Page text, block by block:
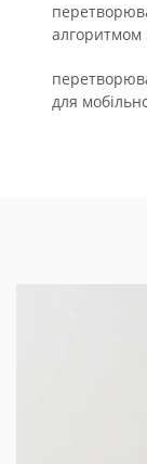
алгоритмом
для